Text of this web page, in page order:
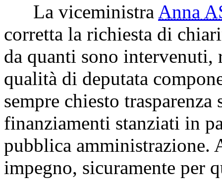
La viceministra Anna
corretta la richiesta di
da quanti sono intervenuti,
qualità di deputata
sempre chiesto
finanziamenti stanziati in
pubblica
impegno, sicuramente per